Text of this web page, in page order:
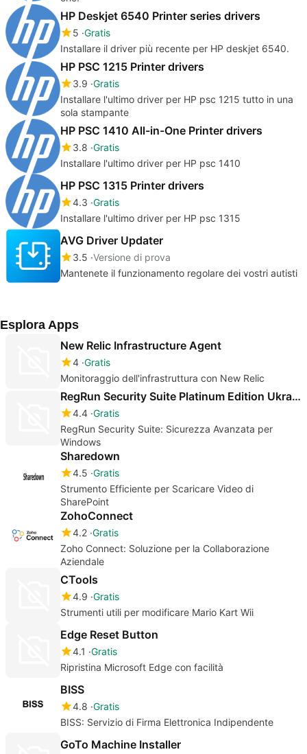
HP Deskjet 6540 Printer series drivers
5 Gratis
Installare il driver più recente per HP deskjet 6540.
HP PSC 1215 Printer drivers
3.9 Gratis
Installare l'ultimo driver per HP psc 1215 tutto in una
sola stampante
HP PSC 1410 All-in-One Printer drivers
3.8 Gratis
Installare l'ultimo driver per HP psc 1410
HP PSC 1315 Printer drivers
4.3 Gratis
Installare l'ultimo driver per HP psc 1315
AVG Driver Updater
3.5 Versione di prova
Mantenete il funzionamento regolare dei vostri autisti
Esplora Apps
New Relic Infrastructure Agent
4 Gratis
Monitoraggio dell'infrastruttura con New Relic
RegRun Security Suite Platinum Edition Ukrainian
4.4 Gratis
RegRun Security Suite: Sicurezza Avanzata per
Windows
Sharedown
4.5 Gratis
Strumento Efficiente per Scaricare Video di
SharePoint
ZohoConnect
4.2 Gratis
Zoho Connect: Soluzione per la Collaborazione
Aziendale
CTools
4.9 Gratis
Strumenti utili per modificare Mario Kart Wii
Edge Reset Button
4.1 Gratis
Ripristina Microsoft Edge con facilità
BISS
4.8 Gratis
BISS: Servizio di Firma Elettronica Indipendente
GoTo Machine Installer